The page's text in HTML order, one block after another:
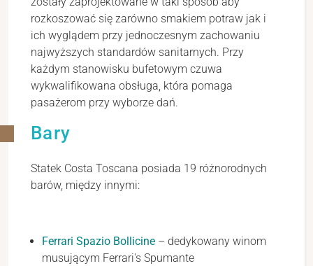
rozkoszować się zarówno smakiem potraw jak i
ich wyglądem przy jednoczesnym zachowaniu
najwyższych standardów sanitarnych. Przy
każdym stanowisku bufetowym czuwa
wykwalifikowana obsługa, która pomaga
pasażerom przy wyborze dań.
Bary
Statek Costa Toscana posiada 19 różnorodnych
barów, między innymi:
Ferrari Spazio Bollicine – dedykowany winom
musującym Ferrari's Spumante